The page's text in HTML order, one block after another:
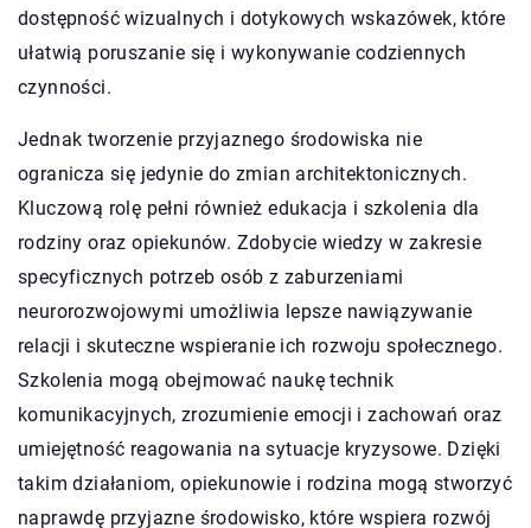
dostępność wizualnych i dotykowych wskazówek, które
ułatwią poruszanie się i wykonywanie codziennych
czynności.
Jednak tworzenie przyjaznego środowiska nie
ogranicza się jedynie do zmian architektonicznych.
Kluczową rolę pełni również edukacja i szkolenia dla
rodziny oraz opiekunów. Zdobycie wiedzy w zakresie
specyficznych potrzeb osób z zaburzeniami
neurorozwojowymi umożliwia lepsze nawiązywanie
relacji i skuteczne wspieranie ich rozwoju społecznego.
Szkolenia mogą obejmować naukę technik
komunikacyjnych, zrozumienie emocji i zachowań oraz
umiejętność reagowania na sytuacje kryzysowe. Dzięki
takim działaniom, opiekunowie i rodzina mogą stworzyć
naprawdę przyjazne środowisko, które wspiera rozwój